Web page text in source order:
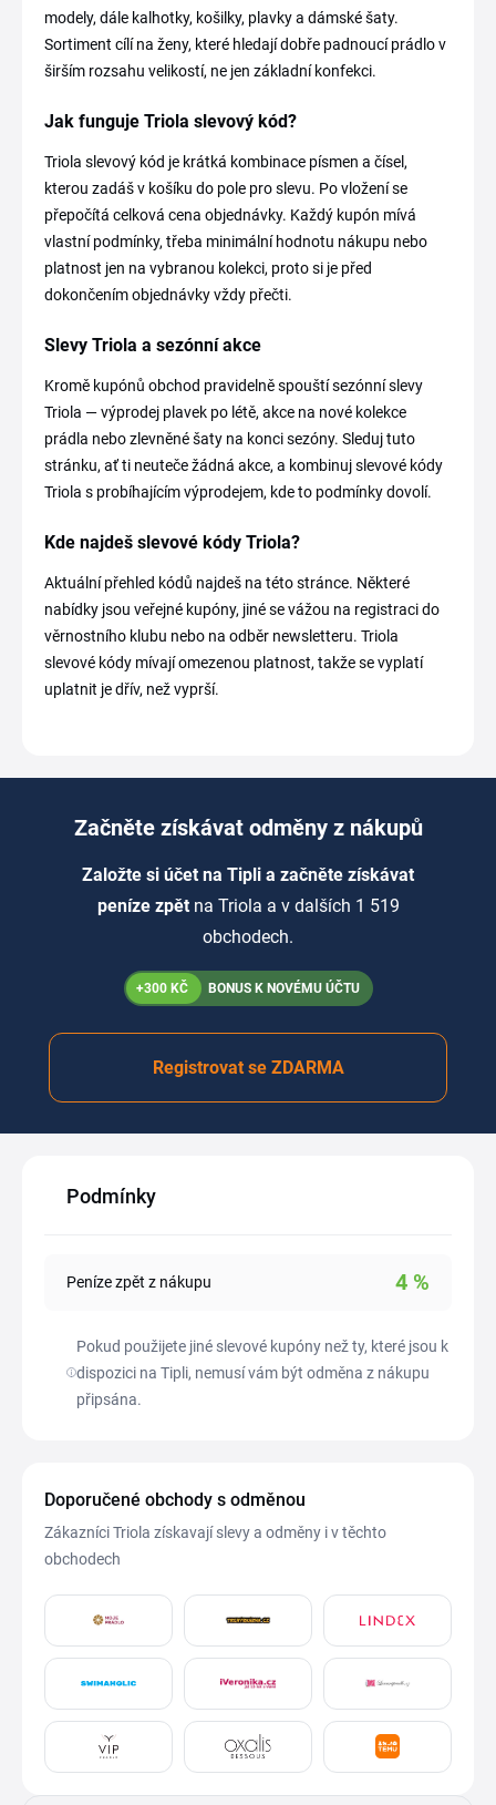
modely, dále kalhotky, košilky, plavky a dámské šaty.
Sortiment cílí na ženy, které hledají dobře padnoucí prádlo v
širším rozsahu velikostí, ne jen základní konfekci.
Jak funguje Triola slevový kód?
Triola slevový kód je krátká kombinace písmen a čísel,
kterou zadáš v košíku do pole pro slevu. Po vložení se
přepočítá celková cena objednávky. Každý kupón mívá
vlastní podmínky, třeba minimální hodnotu nákupu nebo
platnost jen na vybranou kolekci, proto si je před
dokončením objednávky vždy přečti.
Slevy Triola a sezónní akce
Kromě kupónů obchod pravidelně spouští sezónní slevy
Triola — výprodej plavek po létě, akce na nové kolekce
prádla nebo zlevněné šaty na konci sezóny. Sleduj tuto
stránku, ať ti neuteče žádná akce, a kombinuj slevové kódy
Triola s probíhajícím výprodejem, kde to podmínky dovolí.
Kde najdeš slevové kódy Triola?
Aktuální přehled kódů najdeš na této stránce. Některé
nabídky jsou veřejné kupóny, jiné se vážou na registraci do
věrnostního klubu nebo na odběr newsletteru. Triola
slevové kódy mívají omezenou platnost, takže se vyplatí
uplatnit je dřív, než vyprší.
Začněte získávat odměny z nákupů
Založte si účet na Tipli a začněte získávat
peníze zpět na Triola a v dalších 1 519
obchodech.
+300 KČ BONUS K NOVÉMU ÚČTU
Registrovat se ZDARMA
Podmínky
Peníze zpět z nákupu 4 %
Pokud použijete jiné slevové kupóny než ty, které jsou k
dispozici na Tipli, nemusí vám být odměna z nákupu
připsána.
Doporučené obchody s odměnou
Zákazníci Triola získavají slevy a odměny i v těchto
obchodech